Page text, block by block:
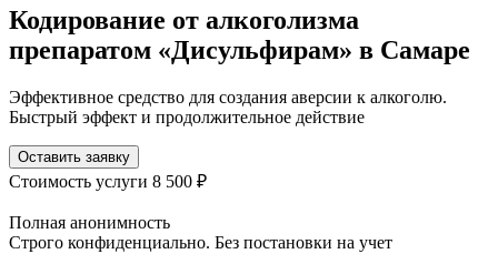
Кодирование от алкоголизма
препаратом «Дисульфирам» в Самаре
Эффективное средство для создания аверсии к алкоголю.
Быстрый эффект и продолжительное действие
Оставить заявку
Стоимость услуги 8 500 ₽
Полная анонимность
Строго конфиденциально. Без постановки на учет